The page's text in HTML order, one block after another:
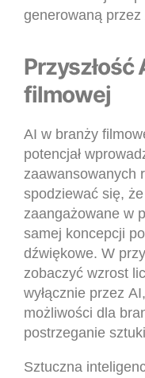
generowaną przez
Przyszłość
filmowej
AI w branży
potencjał
zaawansowanych
spodziewać się,
zaangażowane w
samej koncepcji
dźwiękowe. W
zobaczyć wzrost
wyłącznie przez
możliwości dla
postrzeganie
Sztuczna